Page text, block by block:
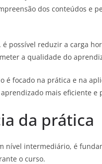
dos conteúdos e
é possível reduzir a carga
a qualidade do
é focado na prática e na
mais eficiente e
da prática
nível intermediário, é
o curso.